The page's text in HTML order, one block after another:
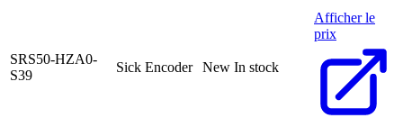
SRS50-HZA0-
S39
Sick Encoder New In stock
Afficher le
prix